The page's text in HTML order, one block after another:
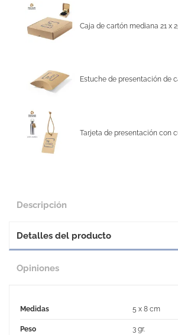
Caja de cartón mediana 21 x
Estuche de presentación de
Tarjeta de presentación con
Descripción
Detalles del producto
Opiniones
Medidas 5 x 8 cm
Peso 3 gr.